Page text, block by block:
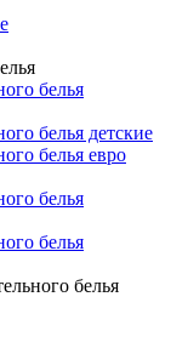
белья
белья детские
белья евро
белья
белья
белья